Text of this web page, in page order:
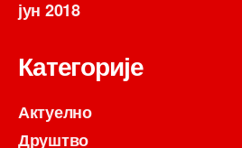
јун 2018
Категорије
Актуелно
Друштво